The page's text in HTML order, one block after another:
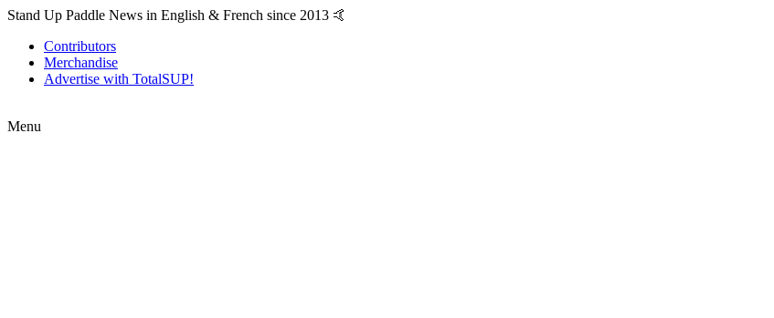
Stand Up Paddle News in English & French since 2013 🤙
Contributors
Merchandise
Advertise with TotalSUP!
Menu